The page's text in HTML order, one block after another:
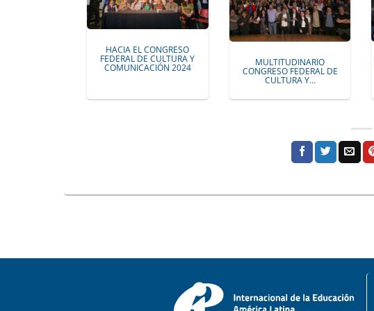
HACIA EL CONGRESO
FEDERAL DE CULTURA Y
COMUNICACIÓN 2024 MULTITUDINARIO
CONGRESO FEDERAL DE
CULTURA Y…